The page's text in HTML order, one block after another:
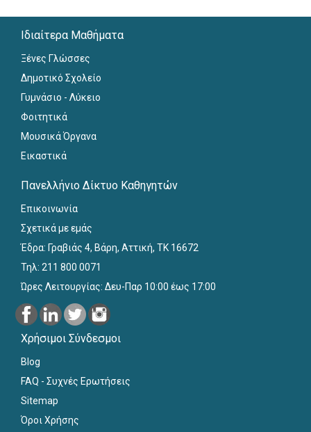
Ιδιαίτερα Μαθήματα
Ξένες Γλώσσες
Δημοτικό Σχολείο
Γυμνάσιο - Λύκειο
Φοιτητικά
Μουσικά Όργανα
Εικαστικά
Πανελλήνιο Δίκτυο Καθηγητών
Επικοινωνία
Σχετικά με εμάς
Έδρα: Γραβιάς 4, Βάρη, Αττική, ΤΚ 16672
Τηλ: 211 800 0071
Ώρες Λειτουργίας: Δευ-Παρ 10:00 έως 17:00
Χρήσιμοι Σύνδεσμοι
Blog
FAQ - Συχνές Ερωτήσεις
Sitemap
Όροι Χρήσης